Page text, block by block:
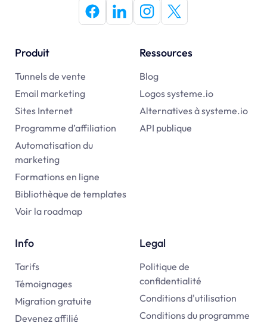
Produit
Tunnels de vente
Email marketing
Sites Internet
Programme d’affiliation
Automatisation du
marketing
Formations en ligne
Bibliothèque de templates
Voir la roadmap
Ressources
Blog
Logos systeme.io
Alternatives àsysteme.io
API publique
Info
Tarifs
Témoignages
Migration gratuite
Devenez affilié
Legal
Politique de
confidentialité
Conditions d'utilisation
Conditions du programme